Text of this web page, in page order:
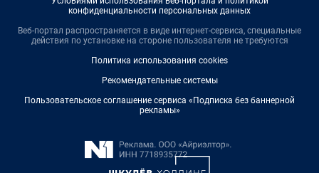
конфиденциальности персональных данных
Веб-портал распространяется в виде интернет-сервиса, специальные
действия по установке на стороне пользователя не требуются
Политика использования cookies
Рекомендательные системы
Пользовательское соглашение сервиса «Подписка без баннерной
рекламы»